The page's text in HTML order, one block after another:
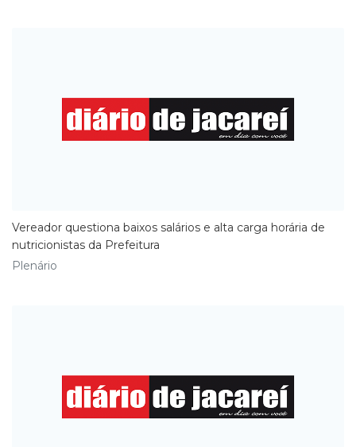
​Vereador questiona baixos salários e alta carga horária de
nutricionistas da Prefeitura
Plenário